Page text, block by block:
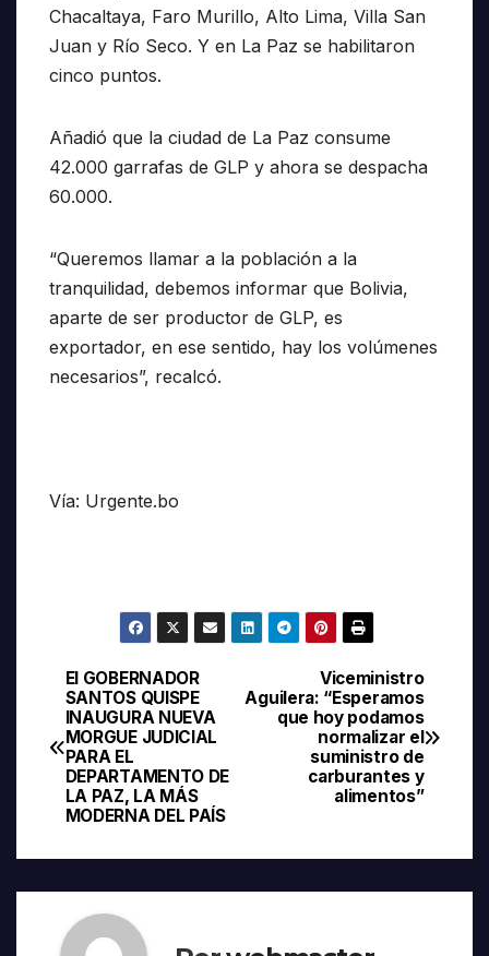
Chacaltaya, Faro Murillo, Alto Lima, Villa San
Juan y Río Seco. Y en La Paz se habilitaron
cinco puntos.
Añadió que la ciudad de La Paz consume
42.000 garrafas de GLP y ahora se despacha
60.000.
“Queremos llamar a la población a la
tranquilidad, debemos informar que Bolivia,
aparte de ser productor de GLP, es
exportador, en ese sentido, hay los volúmenes
necesarios”, recalcó.
Vía: Urgente.bo
Navegación
de
entradas
Viceministro
Aguilera: “Esperamos
que hoy podamos
normalizar el
suministro de
carburantes y
alimentos”
El GOBERNADOR
SANTOS QUISPE
INAUGURA NUEVA
MORGUE JUDICIAL
PARA EL
DEPARTAMENTO DE
LA PAZ, LA MÁS
MODERNA DEL PAÍS